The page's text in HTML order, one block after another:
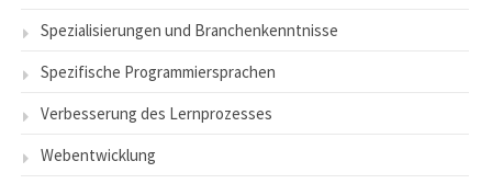
Spezialisierungen und Branchenkenntnisse
Spezifische Programmiersprachen
Verbesserung des Lernprozesses
Webentwicklung